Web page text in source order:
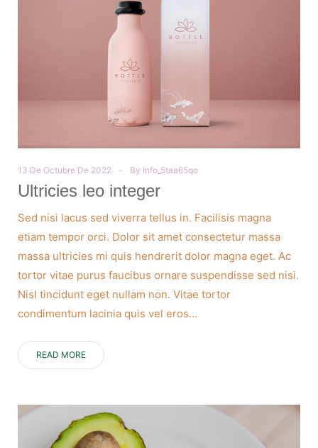
13 De Octubre De 2022 By Info_5taa65qo
Ultricies leo integer
Sed nisi lacus sed viverra tellus in. Facilisis magna
etiam tempor orci. Dolor sit amet consectetur massa
massa ultricies mi quis hendrerit dolor magna eget. Ac
tortor vitae purus faucibus ornare suspendisse sed nisi.
Nisl tincidunt eget nullam non. Vitae tortor
condimentum lacinia quis vel eros…
READ MORE